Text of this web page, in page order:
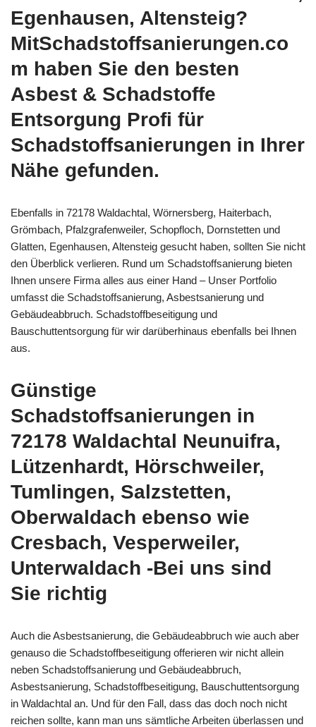
Egenhausen, Altensteig?
MitSchadstoffsanierungen.co
m haben Sie den besten
Asbest & Schadstoffe
Entsorgung Profi für
Schadstoffsanierungen in Ihrer
Nähe gefunden.
Ebenfalls in 72178 Waldachtal, Wörnersberg, Haiterbach,
Grömbach, Pfalzgrafenweiler, Schopfloch, Dornstetten und
Glatten, Egenhausen, Altensteig gesucht haben, sollten Sie nicht
den Überblick verlieren. Rund um Schadstoffsanierung bieten
Ihnen unsere Firma alles aus einer Hand – Unser Portfolio
umfasst die Schadstoffsanierung, Asbestsanierung und
Gebäudeabbruch. Schadstoffbeseitigung und
Bauschuttentsorgung für wir darüberhinaus ebenfalls bei Ihnen
aus.
Günstige
Schadstoffsanierungen in
72178 Waldachtal Neunuifra,
Lützenhardt, Hörschweiler,
Tumlingen, Salzstetten,
Oberwaldach ebenso wie
Cresbach, Vesperweiler,
Unterwaldach -Bei uns sind
Sie richtig
Auch die Asbestsanierung, die Gebäudeabbruch wie auch aber
genauso die Schadstoffbeseitigung offerieren wir nicht allein
neben Schadstoffsanierung und Gebäudeabbruch,
Asbestsanierung, Schadstoffbeseitigung, Bauschuttentsorgung
in Waldachtal an. Und für den Fall, dass das doch noch nicht
reichen sollte, kann man uns sämtliche Arbeiten überlassen und